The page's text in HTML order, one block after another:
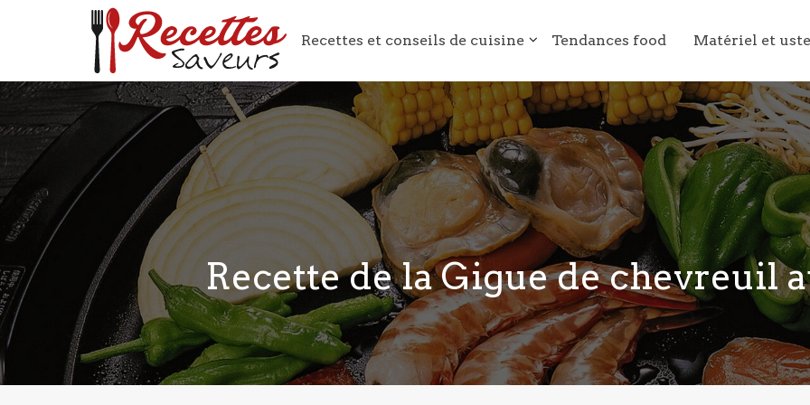
Recettes et conseils de cuisine Tendances food Matériel et
Recette de la Gigue de chevreuil